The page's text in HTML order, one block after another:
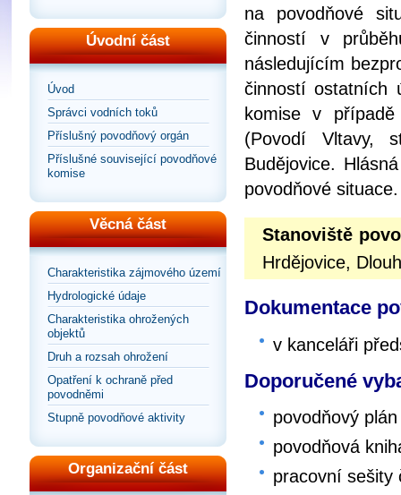
Úvodní část
Úvod
Správci vodních toků
Příslušný povodňový orgán
Příslušné související povodňové
komise
Věcná část
Charakteristika zájmového území
Hydrologické údaje
Charakteristika ohrožených
objektů
Druh a rozsah ohrožení
Opatření k ochraně před
povodněmi
Stupně povodňové aktivity
Organizační část
na povodňové
činností v
následujícím
činností ostatních
komise v
(Povodí Vltavy,
Budějovice.
povodňové situace.
Stanoviště
Hrdějovice,
Dokumentace
v kanceláři
Doporučené
povodňový plán
povodňová
pracovní sešity